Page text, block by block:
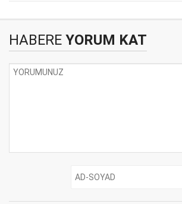
HABERE YORUM KAT